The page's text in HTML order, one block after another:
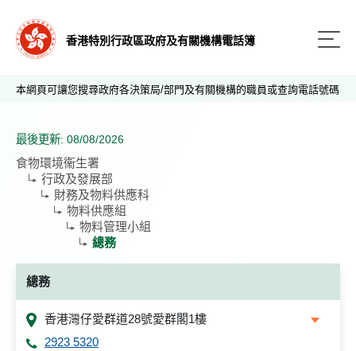
香港特別行政區政府及有關機構電話簿
本網頁可讓您搜尋政府各決策局/部門及有關機構的職員或查詢電話號碼
最後更新: 08/08/2026
食物環境衞生署
行政及發展部
財務及物料供應科
物料供應組
物料管理小組
總務
總務
香港灣仔愛群道28號愛群閣1樓
2923 5320